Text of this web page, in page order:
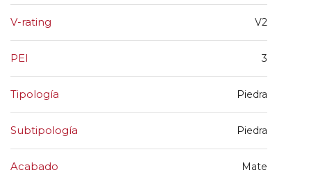
V-rating V2
PEI 3
Tipología Piedra
Subtipología Piedra
Acabado Mate